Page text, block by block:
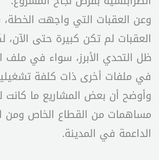
وعن العقبات التي واجهت
العقبات لم تكن كبيرة حتى الآن،
ظل التحدي الأبرز، سواء في ملف
في ملفات أخرى ذات كلفة
وأوضح أن بعض المشاريع ما كانت
مساهمات من القطاع الخاص ومن
الداعمة في المدينة.